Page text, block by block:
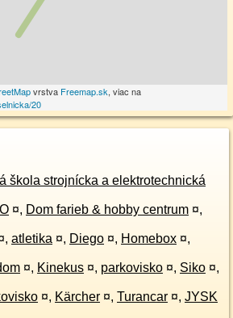
vrstva Freemap.sk, viac na
20
škola strojnícka a elektrotechnická
¤, Dom farieb & hobby centrum ¤,
, atletika ¤, Diego ¤, Homebox ¤,
¤, Kinekus ¤, parkovisko ¤, Siko ¤,
¤, Kärcher ¤, Turancar ¤, JYSK